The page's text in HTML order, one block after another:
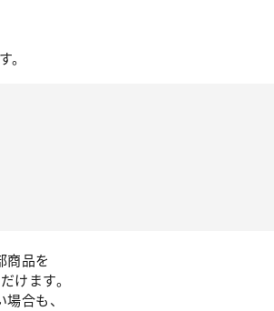
。
商品を
けます。
合も、